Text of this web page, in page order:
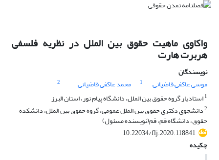
واکاوی ماهیت حقوق بین الملل در نظریه فلسفی
هربرت هارت
نویسندگان
موسی عاکفی قاضیانی
1 محمد عاکفی قاضیانی
2
1استادیار گروه حقوق بین الملل، دانشگاه پیام نور، استان البرز
2دانشجوی دکتری حقوق بین الملل عمومی، گروه حقوق بین الملل، دانشکده
حقوق، دانشگاه قم، قم(نویسنده مسئول)
10.22034/flj.2020.118841
چکیده